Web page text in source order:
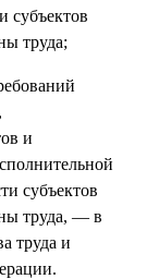
субъектов
труда;
и
субъектов
труда, — в
труда и